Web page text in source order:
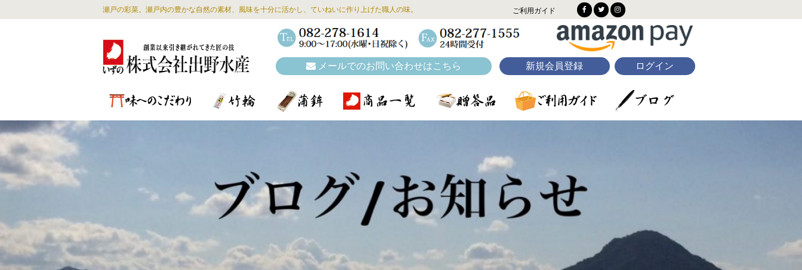
瀬戸の彩菜。瀬戸内の豊かな自然の素材、風味を十分に活かし、ていねいに作り上げた職人の味。 ご利用ガイド
メールでのお問い合わせはこちら 新規会員登録 ログイン